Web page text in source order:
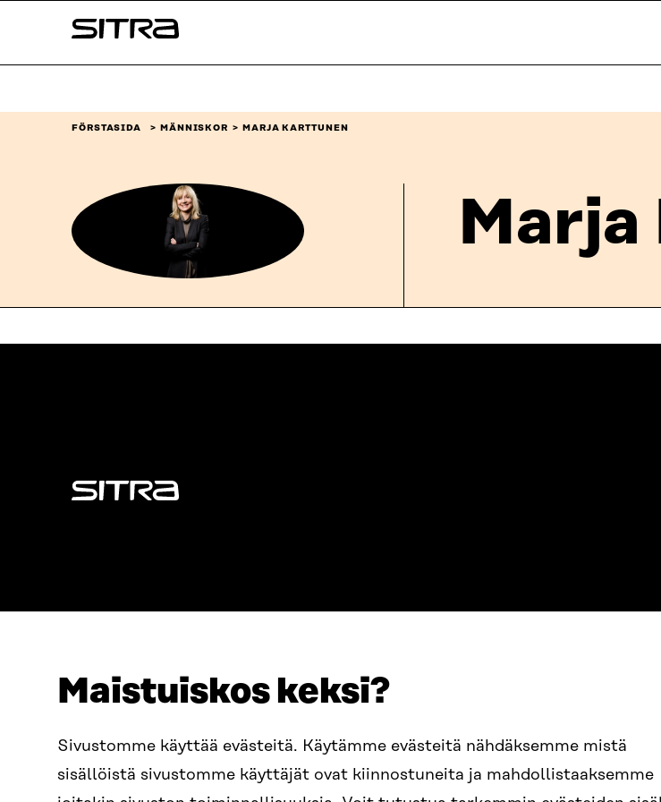
Maistuiskos keksi?
Sivustomme käyttää evästeitä. Käytämme evästeitä nähdäksemme mistä
sisällöistä sivustomme käyttäjät ovat kiinnostuneita ja mahdollistaaksemme
↓
Sitra
FÖRSTASIDA MÄNNISKOR MARJA KARTTUNEN
Sitra
00181 Helsingfors
Ankomstinstruktioner
E-POST